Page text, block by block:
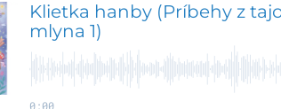
Klietka hanby (Príbehy z
mlyna 1)
0:00